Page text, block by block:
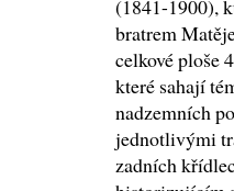
(1841-1900),
bratrem
celkové ploše
které sahají
nadzemních
jednotlivými
zadních